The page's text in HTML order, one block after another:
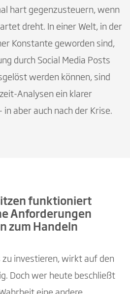
hart gegenzusteuern, wenn
dreht. In einer Welt, in der
Konstante geworden sind,
durch Social Media Posts
werden können, sind
Analysen ein klarer
aber auch nach der Krise.
funktioniert
Anforderungen
zum Handeln
zu investieren, wirkt auf den
Doch wer heute beschließt